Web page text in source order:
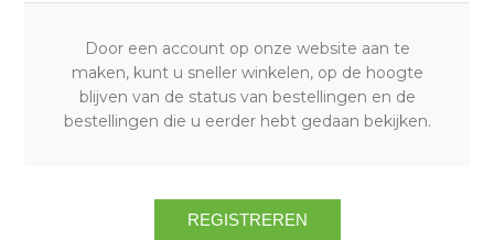
Door een account op onze website aan te
maken, kunt u sneller winkelen, op de hoogte
blijven van de status van bestellingen en de
bestellingen die u eerder hebt gedaan bekijken.